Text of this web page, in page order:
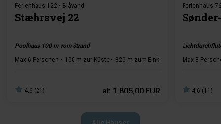
Ferienhaus 122 • Blåvand
Stæhrsvej 22
Poolhaus 100 m vom Strand
Max 6 Personen
100 m zur Küste 820 m zum Einkaufen 3
4,6 (21) ab 1.805,00 EUR
Ferienhaus
Max 8
4,6 (11)